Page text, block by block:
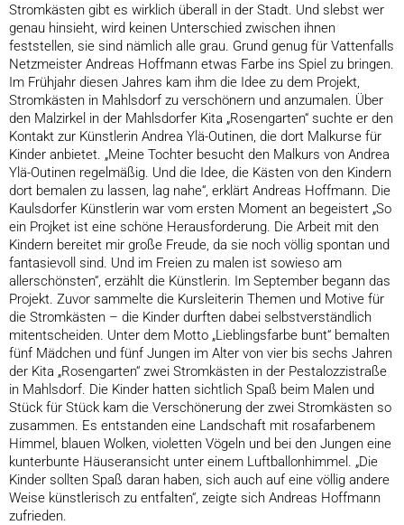
Stromkästen gibt es wirklich überall in der Stadt. Und slebst wer
genau hinsieht, wird keinen Unterschied zwischen ihnen
feststellen, sie sind nämlich alle grau. Grund genug für Vattenfalls
Netzmeister Andreas Hoffmann etwas Farbe ins Spiel zu bringen.
Im Frühjahr diesen Jahres kam ihm die Idee zu dem Projekt,
Stromkästen in Mahlsdorf zu verschönern und anzumalen. Über
den Malzirkel in der Mahlsdorfer Kita „Rosengarten“ suchte er den
Kontakt zur Künstlerin Andrea Ylä-Outinen, die dort Malkurse für
Kinder anbietet. „Meine Tochter besucht den Malkurs von Andrea
Ylä-Outinen regelmäßig. Und die Idee, die Kästen von den Kindern
dort bemalen zu lassen, lag nahe“, erklärt Andreas Hoffmann. Die
Kaulsdorfer Künstlerin war vom ersten Moment an begeistert „So
ein Projket ist eine schöne Herausforderung. Die Arbeit mit den
Kindern bereitet mir große Freude, da sie noch völlig spontan und
fantasievoll sind. Und im Freien zu malen ist sowieso am
allerschönsten“, erzählt die Künstlerin. Im September begann das
Projekt. Zuvor sammelte die Kursleiterin Themen und Motive für
die Stromkästen – die Kinder durften dabei selbstverständlich
mitentscheiden. Unter dem Motto „Lieblingsfarbe bunt“ bemalten
fünf Mädchen und fünf Jungen im Alter von vier bis sechs Jahren
der Kita „Rosengarten“ zwei Stromkästen in der Pestalozzistraße
in Mahlsdorf. Die Kinder hatten sichtlich Spaß beim Malen und
Stück für Stück kam die Verschönerung der zwei Stromkästen so
zusammen. Es entstanden eine Landschaft mit rosafarbenem
Himmel, blauen Wolken, violetten Vögeln und bei den Jungen eine
kunterbunte Häuseransicht unter einem Luftballonhimmel. „Die
Kinder sollten Spaß daran haben, sich auch auf eine völlig andere
Weise künstlerisch zu entfalten“, zeigte sich Andreas Hoffmann
zufrieden.